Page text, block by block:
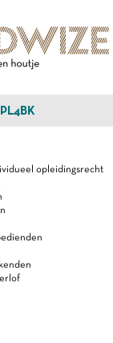
opleidingsrecht